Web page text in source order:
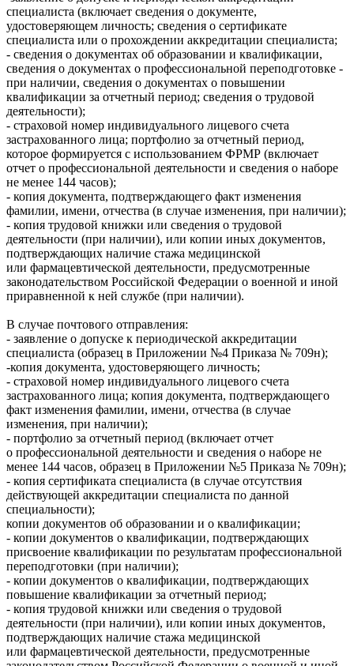
специалиста (включает сведения о документе,
удостоверяющем личность; сведения о сертификате
специалиста или о прохождении аккредитации специалиста;
- сведения о документах об образовании и квалификации,
сведения о документах о профессиональной переподготовке -
при наличии, сведения о документах о повышении
квалификации за отчетный период; сведения о трудовой
деятельности);
- страховой номер индивидуального лицевого счета
застрахованного лица; портфолио за отчетный период,
которое формируется с использованием ФРМР (включает
отчет о профессиональной деятельности и сведения о наборе
не менее 144 часов);
- копия документа, подтверждающего факт изменения
фамилии, имени, отчества (в случае изменения, при наличии);
- копия трудовой книжки или сведения о трудовой
деятельности (при наличии), или копии иных документов,
подтверждающих наличие стажа медицинской
или фармацевтической деятельности, предусмотренные
законодательством Российской Федерации о военной и иной
приравненной к ней службе (при наличии).
В случае почтового отправления:
- заявление о допуске к периодической аккредитации
специалиста (образец в Приложении №4 Приказа № 709н);
-копия документа, удостоверяющего личность;
- страховой номер индивидуального лицевого счета
застрахованного лица; копия документа, подтверждающего
факт изменения фамилии, имени, отчества (в случае
изменения, при наличии);
- портфолио за отчетный период (включает отчет
о профессиональной деятельности и сведения о наборе не
менее 144 часов, образец в Приложении №5 Приказа № 709н);
- копия сертификата специалиста (в случае отсутствия
действующей аккредитации специалиста по данной
специальности);
копии документов об образовании и о квалификации;
- копии документов о квалификации, подтверждающих
присвоение квалификации по результатам профессиональной
переподготовки (при наличии);
- копии документов о квалификации, подтверждающих
повышение квалификации за отчетный период;
- копия трудовой книжки или сведения о трудовой
деятельности (при наличии), или копии иных документов,
подтверждающих наличие стажа медицинской
или фармацевтической деятельности, предусмотренные